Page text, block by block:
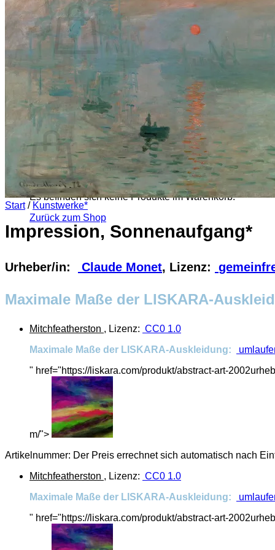
Es befinden sich keine Produkte im Warenkorb.
Zurück zum Shop
Warenkorb
Es befinden sich keine Produkte im Warenkorb.
Zurück zum Shop
Start / Kunstwerke*
Impression, Sonnenaufgang*
Urheber/in: Claude Monet, Lizenz:
Maximale Maße der LISKARA-
Mitchfeatherston , Lizenz: CC0 1.0
Maximale Maße der LISKARA-Auskleidung:
" href="https://liskara.com/produkt/abstract-art-
m/">
Artikelnummer: Der Preis errechnet sich automatisch nach
Mitchfeatherston , Lizenz: CC0 1.0
Maximale Maße der LISKARA-Auskleidung:
" href="https://liskara.com/produkt/abstract-art-